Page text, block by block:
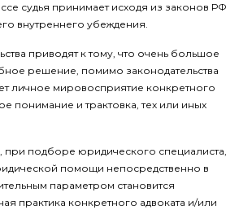
судья принимает исходя из законов РФ
внутреннего убеждения.
приводят к тому, что очень большое
решение, помимо законодательства
личное мировосприятие конкретного
понимание и трактовка, тех или иных
при подборе юридического специалиста,
помощи непосредственно в
параметром становится
практика конкретного адвоката и/или